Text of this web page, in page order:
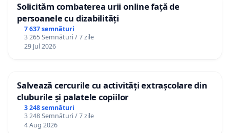
Solicităm combaterea urii online față de
persoanele cu dizabilități
7 637 semnături
3 265 Semnături / 7 zile
29 Jul 2026
Salvează cercurile cu activități extrașcolare din
cluburile și palatele copiilor
3 248 semnături
3 248 Semnături / 7 zile
4 Aug 2026